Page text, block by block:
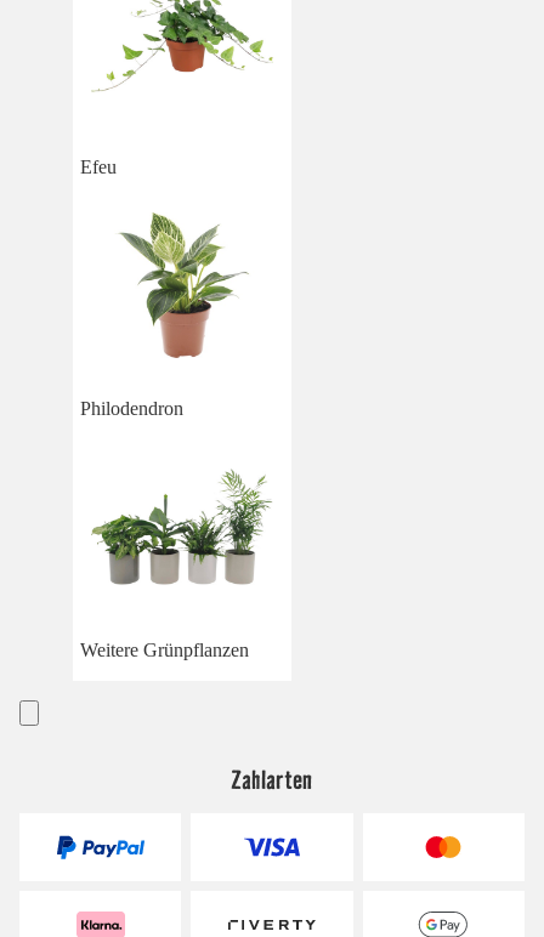
Efeu
Philodendron
Weitere Grünpflanzen
Zahlarten